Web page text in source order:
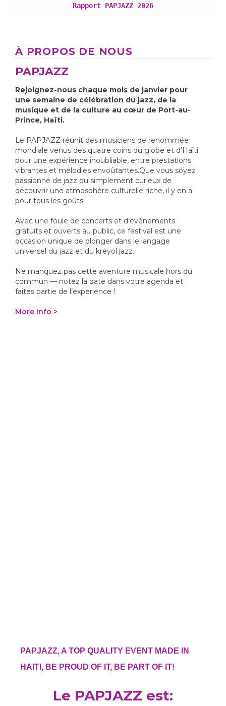
Rapport PAPJAZZ 2026
À PROPOS DE NOUS
PAPJAZZ
Rejoignez-nous chaque mois de janvier pour
une semaine de célébration du jazz, de la
musique et de la culture au cœur de Port-au-
Prince, Haïti.
Le PAPJAZZ réunit des musiciens de renommée
mondiale venus des quatre coins du globe et d’Haïti
pour une expérience inoubliable, entre prestations
vibrantes et mélodies envoûtantes.Que vous soyez
passionné de jazz ou simplement curieux de
découvrir une atmosphère culturelle riche, il y en a
pour tous les goûts.
Avec une foule de concerts et d’événements
gratuits et ouverts au public, ce festival est une
occasion unique de plonger dans le langage
universel du jazz et du kreyol jazz.
Ne manquez pas cette aventure musicale hors du
commun — notez la date dans votre agenda et
faites partie de l’expérience !
More info >
PAPJAZZ, A TOP QUALITY EVENT MADE IN
HAITI, BE PROUD OF IT, BE PART OF IT!
Le PAPJAZZ est: